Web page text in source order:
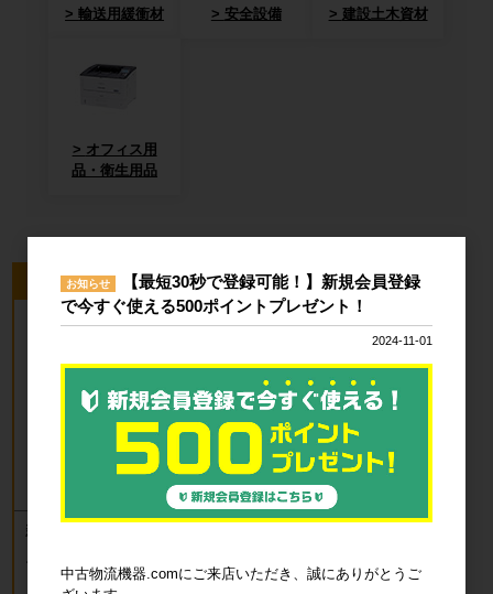
輸送用緩衝材 安全設備 建設土木資材
オフィス用
品・衛生用品
今回のピックアップ商品
新品 カゴ台車 ロールボックスパレッ
ブルー
お知らせ
【最短30秒で登録可能！】新規会員登録
で今すぐ使える500ポイントプレゼント！
2024-11-01
中古物流機器.comにご来店いただき、誠にありがとうご